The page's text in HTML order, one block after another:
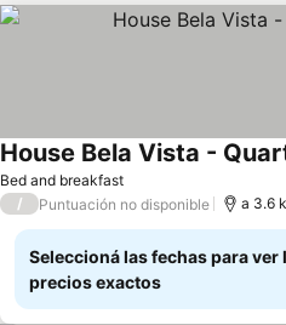
Bed and breakfast
House Bela Vista -
/ Puntuación no disponible a 3.6
Seleccioná las fechas para ver
precios exactos